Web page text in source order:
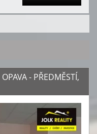
OPAVA - PŘEDMĚSTÍ,